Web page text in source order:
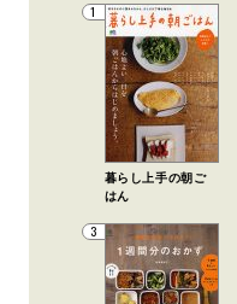
1
暮らし上手の朝ご
はん
3